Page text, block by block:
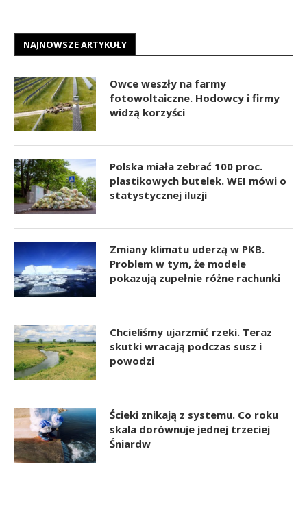
NAJNOWSZE ARTYKUŁY
Owce weszły na farmy
fotowoltaiczne. Hodowcy i firmy
widzą korzyści
Polska miała zebrać 100 proc.
plastikowych butelek. WEI mówi o
statystycznej iluzji
Zmiany klimatu uderzą w PKB.
Problem w tym, że modele
pokazują zupełnie różne rachunki
Chcieliśmy ujarzmić rzeki. Teraz
skutki wracają podczas susz i
powodzi
Ścieki znikają z systemu. Co roku
skala dorównuje jednej trzeciej
Śniardw